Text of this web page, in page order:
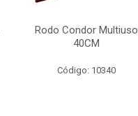
Rodo Condor Multiuso
40CM
Código: 10340